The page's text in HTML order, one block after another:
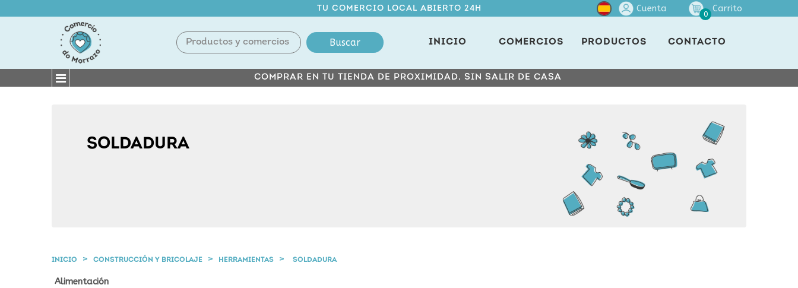
TU COMERCIO LOCAL ABIERTO 24H Cuenta
0
Carrito
Buscar INICIO COMERCIOS PRODUCTOS CONTACTO
COMPRAR EN TU TIENDA DE PROXIMIDAD, SIN SALIR DE CASA
SOLDADURA
INICIO CONSTRUCCIÓN Y BRICOLAJE HERRAMIENTAS SOLDADURA
Alimentación